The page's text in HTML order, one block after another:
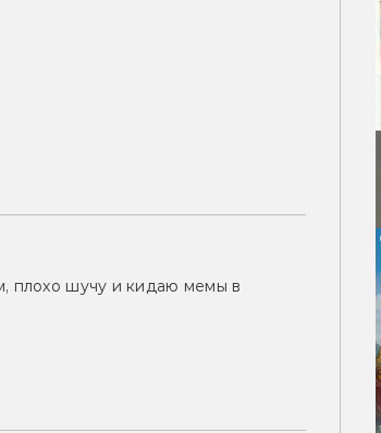
плохо шучу и кидаю мемы в